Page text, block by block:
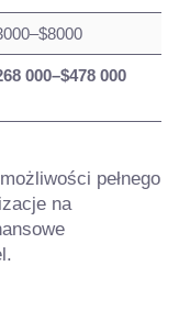
000–$478 000
pełnego
na